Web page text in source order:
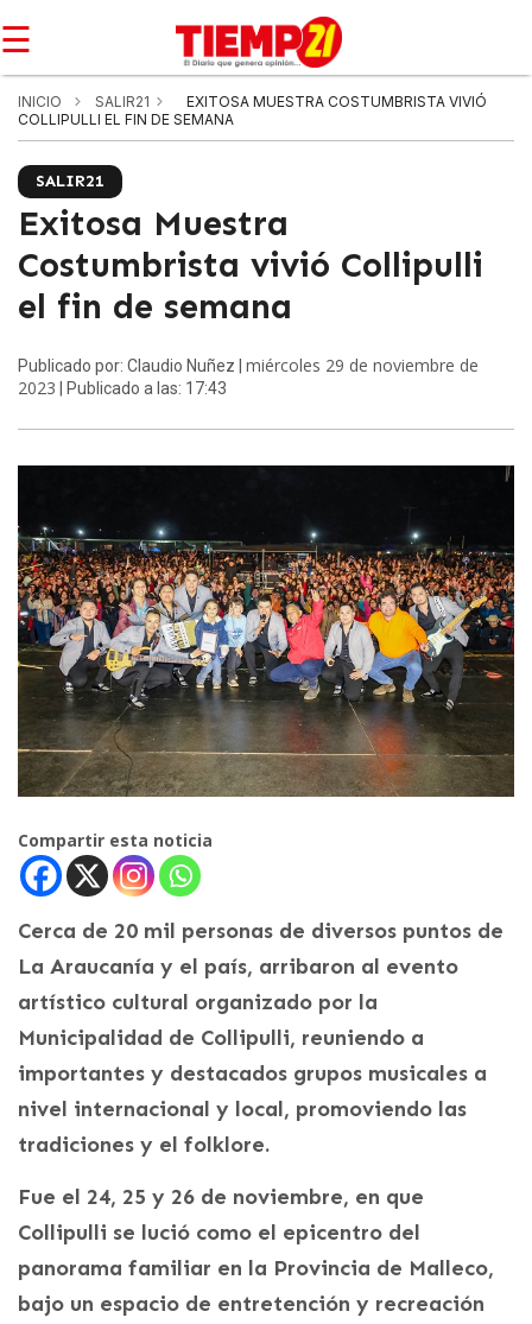
☰
INICIO SALIR21
EXITOSA MUESTRA COSTUMBRISTA VIVIÓ
COLLIPULLI EL FIN DE SEMANA
SALIR21
Exitosa Muestra
Costumbrista vivió Collipulli
el fin de semana
Publicado por: Claudio Nuñez | miércoles 29 de noviembre de
2023 | Publicado a las: 17:43
Compartir esta noticia
Cerca de 20 mil personas de diversos puntos de
La Araucanía y el país, arribaron al evento
artístico cultural organizado por la
Municipalidad de Collipulli, reuniendo a
importantes y destacados grupos musicales a
nivel internacional y local, promoviendo las
tradiciones y el folklore.
Fue el 24, 25 y 26 de noviembre, en que
Collipulli se lució como el epicentro del
panorama familiar en la Provincia de Malleco,
bajo un espacio de entretención y recreación